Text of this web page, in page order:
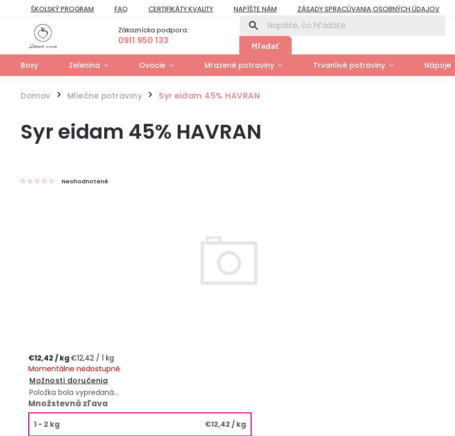
ŠKOLSKÝ PROGRAM FAQ CERTIFIKÁTY KVALITY NAPÍŠTE NÁM ZÁSADY SPRACÚVANIA OSOBNÝCH ÚDAJOV
PREPRAVNÝ PORIADOK
PRE FIRMY A ORGANIZÁCIE
ZÁSADY POUŽÍVANIA SÚBOROV
FORMULÁR NA UPLATNENIE PRÁV ZO ZODPOVEDNOSTI ZA VADY
MOJA OBJEDNÁVKA
Zákaznícka podpora:
0911 950 133 Hľadať
Boxy Zelenina Ovocie Mrazené potraviny Trvanlivé potraviny Nápoje
Domov / Mliečne potraviny / Syr eidam 45% HAVRAN
Syr eidam 45% HAVRAN
Neohodnotené
€12,42 / kg€12,42 / 1 kg
Momentálne nedostupné
Možnosti doručenia
Položka bola vypredaná…
Množstevná zľava
1 - 2 kg €12,42 / kg